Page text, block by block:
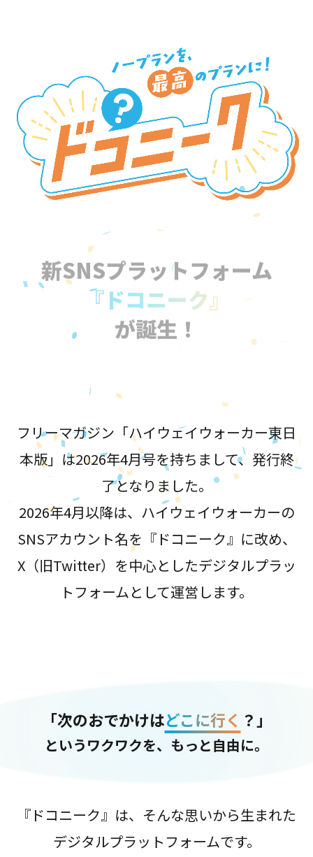
新SNSプラットフォーム
『ドコニーク』
が誕生！
フリーマガジン「ハイウェイウォーカー東日
本版」は2026年4月号を持ちまして、発行終
了となりました。
2026年4月以降は、ハイウェイウォーカーの
SNSアカウント名を『ドコニーク』に改め、
X（旧Twitter）を中心としたデジタルプラッ
トフォームとして運営します。
「次のおでかけはどこに行く ？」
というワクワクを、もっと自由に。
『ドコニーク』は、そんな思いから生まれた
デジタルプラットフォームです。